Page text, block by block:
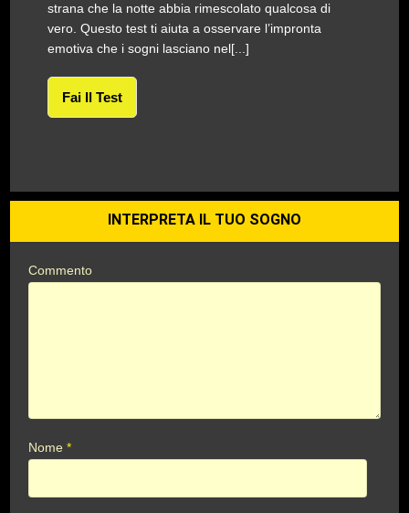
strana che la notte abbia rimescolato qualcosa di
vero. Questo test ti aiuta a osservare l’impronta
emotiva che i sogni lasciano nel[...]
Fai Il Test
INTERPRETA IL TUO SOGNO
Commento
Nome*